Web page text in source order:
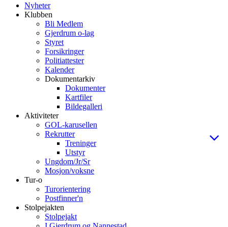
Nyheter
Klubben
Bli Medlem
Gjerdrum o-lag
Styret
Forsikringer
Politiattester
Kalender
Dokumentarkiv
Dokumenter
Kartfiler
Bildegalleri
Aktiviteter
GOL-karusellen
Rekrutter
Treninger
Utstyr
Ungdom/Jr/Sr
Mosjon/voksne
Tur-o
Turorientering
Postfinner'n
Stolpejakten
Stolpejakt